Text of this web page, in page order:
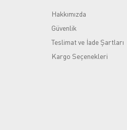
Hakkımızda
Güvenlik
Teslimat ve İade Şartları
Kargo Seçenekleri